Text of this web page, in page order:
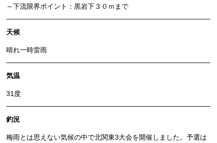
～下流限界ポイント：黒岩下３０ｍまで
天候
晴れ一時雷雨
気温
31度
釣況
梅雨とは思えない気候の中で北関東3大会を開催しました。予選は